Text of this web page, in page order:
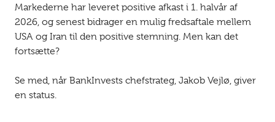
Markederne har leveret positive afkast i 1. halvår af
2026, og senest bidrager en mulig fredsaftale mellem
USA og Iran til den positive stemning. Men kan det
fortsætte?
Se med, når BankInvests chefstrateg, Jakob Vejlø, giver
en status.